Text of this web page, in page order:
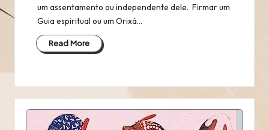
um assentamento ou independente dele. Firmar um
Guia espiritual ou um Orixá…
Read More